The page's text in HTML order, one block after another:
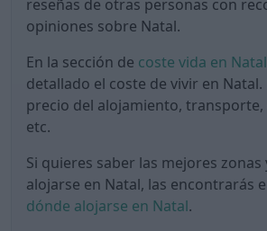
reseñas de otras personas con
opiniones sobre Natal.
En la sección de coste vida en Natal
detallado el coste de vivir en Natal.
precio del alojamiento, transporte,
etc.
Si quieres saber las mejores
alojarse en Natal, las encontrarás
dónde alojarse en Natal.